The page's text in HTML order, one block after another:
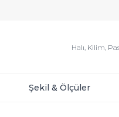
Şekil & Ölçüler